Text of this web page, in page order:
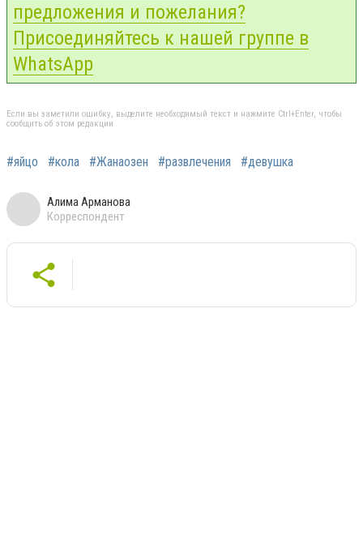
предложения и пожелания?
Присоединяйтесь к нашей группе в
WhatsApp
Если вы заметили ошибку, выделите необходимый текст и нажмите Ctrl+Enter, чтобы
сообщить об этом редакции
#яйцо #кола #Жанаозен #развлечения #девушка
Алима Арманова
Корреспондент